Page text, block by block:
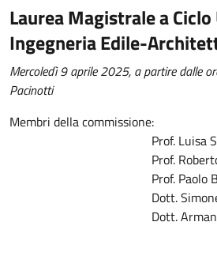
Laurea Magistrale a
Ingegneria Edile-
Mercoledì 9 aprile 2025, a partire dalle
Pacinotti
Membri della commissione:
Prof. Luisa Santini
Prof. Roberto B.F.
Prof. Paolo
Dott. Simone
Dott. Armando